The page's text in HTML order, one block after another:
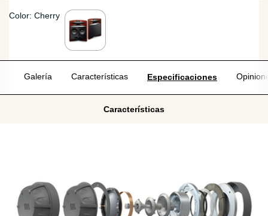
Color: Cherry
Galería Características Especificaciones
Características